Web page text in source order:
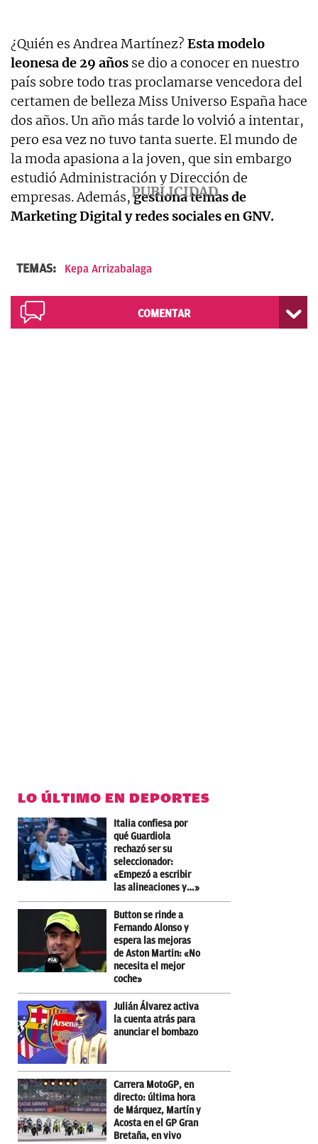
¿Quién es Andrea Martínez? Esta modelo
leonesa de 29 años se dio a conocer en nuestro
país sobre todo tras proclamarse vencedora del
certamen de belleza Miss Universo España hace
dos años. Un año más tarde lo volvió a intentar,
pero esa vez no tuvo tanta suerte. El mundo de
la moda apasiona a la joven, que sin embargo
estudió Administración y Dirección de
empresas. Además,gestiona temas de
Marketing Digital y redes sociales en GNV.
TEMAS: Kepa Arrizabalaga
COMENTAR
LO ÚLTIMO EN DEPORTES
Italia confiesa por
qué Guardiola
rechazó ser su
seleccionador:
«Empezó a escribir
las alineaciones y…»
Button se rinde a
Fernando Alonso y
espera las mejoras
de Aston Martin: «No
necesita el mejor
coche»
Julián Álvarez activa
la cuenta atrás para
anunciar el bombazo
Carrera MotoGP, en
directo: última hora
de Márquez, Martín y
Acosta en el GP Gran
Bretaña, en vivo